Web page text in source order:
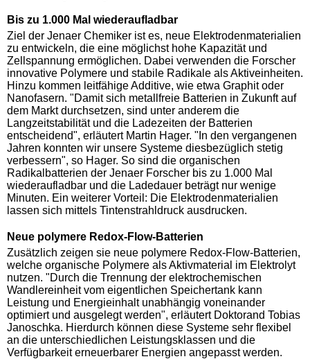
Bis zu 1.000 Mal wiederaufladbar
Ziel der Jenaer Chemiker ist es, neue Elektrodenmaterialien
zu entwickeln, die eine möglichst hohe Kapazität und
Zellspannung ermöglichen. Dabei verwenden die Forscher
innovative Polymere und stabile Radikale als Aktiveinheiten.
Hinzu kommen leitfähige Additive, wie etwa Graphit oder
Nanofasern. "Damit sich metallfreie Batterien in Zukunft auf
dem Markt durchsetzen, sind unter anderem die
Langzeitstabilität und die Ladezeiten der Batterien
entscheidend", erläutert Martin Hager. "In den vergangenen
Jahren konnten wir unsere Systeme diesbezüglich stetig
verbessern", so Hager. So sind die organischen
Radikalbatterien der Jenaer Forscher bis zu 1.000 Mal
wiederaufladbar und die Ladedauer beträgt nur wenige
Minuten. Ein weiterer Vorteil: Die Elektrodenmaterialien
lassen sich mittels Tintenstrahldruck ausdrucken.
Neue polymere Redox-Flow-Batterien
Zusätzlich zeigen sie neue polymere Redox-Flow-Batterien,
welche organische Polymere als Aktivmaterial im Elektrolyt
nutzen. "Durch die Trennung der elektrochemischen
Wandlereinheit vom eigentlichen Speichertank kann
Leistung und Energieinhalt unabhängig voneinander
optimiert und ausgelegt werden", erläutert Doktorand Tobias
Janoschka. Hierdurch können diese Systeme sehr flexibel
an die unterschiedlichen Leistungsklassen und die
Verfügbarkeit erneuerbarer Energien angepasst werden.